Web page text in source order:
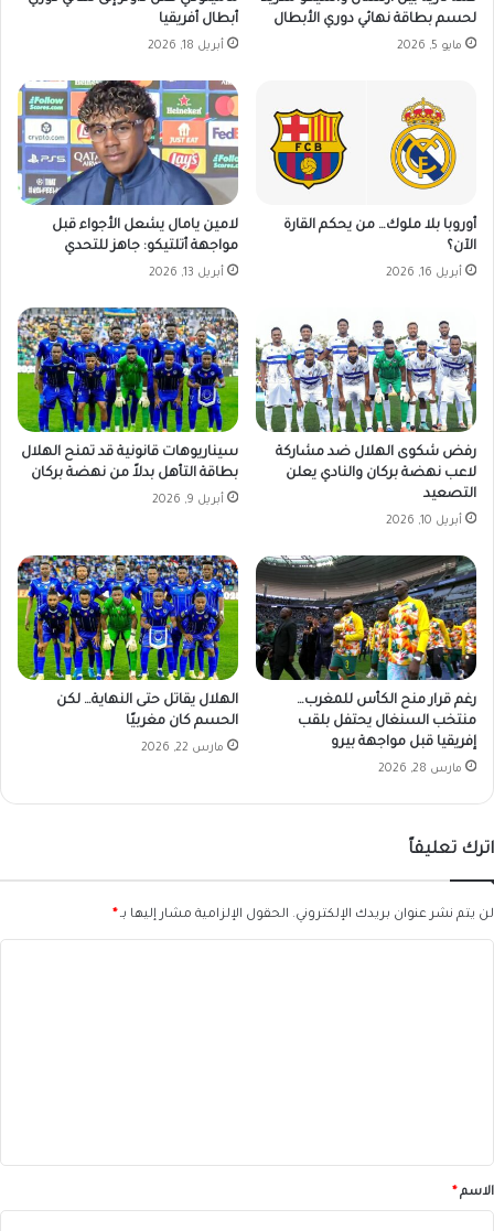
ص
ح
ا
لحسم بطاقة نهائي دوري الأبطال
مايو 5, 2026
أبطال أفريقيا
أبريل 18, 2026
أوروبا بلا ملوك… من يحكم القارة
الآن؟
أبريل 16, 2026
لامين يامال يشعل الأجواء قبل
مواجهة أتلتيكو: جاهز للتحدي
أبريل 13, 2026
رفض شكوى الهلال ضد مشاركة
لاعب نهضة بركان والنادي يعلن
التصعيد
أبريل 10, 2026
سيناريوهات قانونية قد تمنح الهلال
بطاقة التأهل بدلاً من نهضة بركان
أبريل 9, 2026
رغم قرار منح الكأس للمغرب…
منتخب السنغال يحتفل بلقب
إفريقيا قبل مواجهة بيرو
مارس 28, 2026
الهلال يقاتل حتى النهاية… لكن
الحسم كان مغربيًا
مارس 22, 2026
اترك تعليقاً
لن يتم نشر عنوان بريدك الإلكتروني. الحقول الإلزامية مشار إليها بـ*
*الاسم*